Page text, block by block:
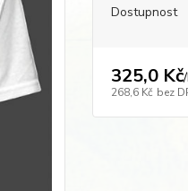
Dostupnost
325,0 Kč/
268,6 Kč bez